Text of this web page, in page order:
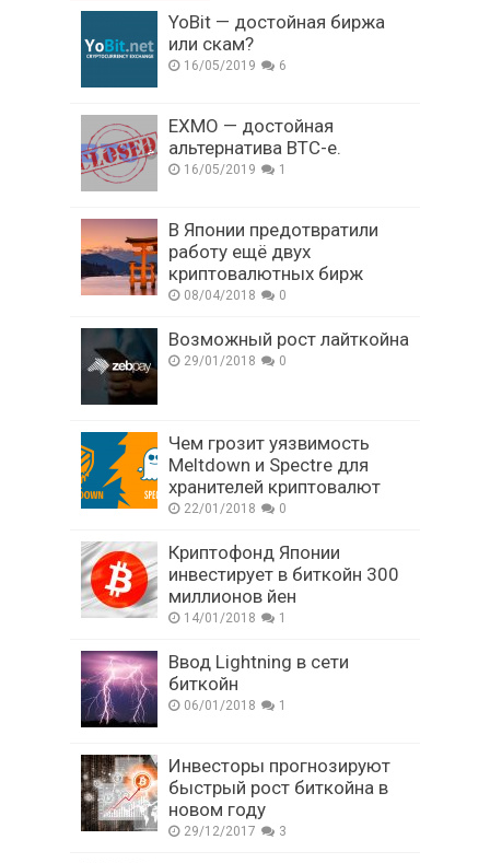
YoBit — достойная биржа
или скам?
16/05/2019 6
EXMO — достойная
альтернатива BTC-e.
16/05/2019 1
В Японии предотвратили
работу ещё двух
криптовалютных бирж
08/04/2018 0
Возможный рост лайткойна
29/01/2018 0
Чем грозит уязвимость
Meltdown и Spectre для
хранителей криптовалют
22/01/2018 0
Криптофонд Японии
инвестирует в биткойн 300
миллионов йен
14/01/2018 1
Ввод Lightning в сети
биткойн
06/01/2018 1
Инвесторы прогнозируют
быстрый рост биткойна в
новом году
29/12/2017 3